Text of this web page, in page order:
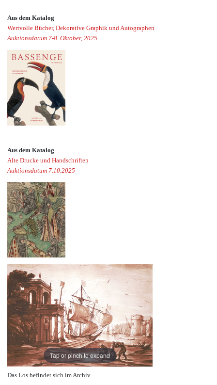
Aus dem Katalog
Wertvolle Bücher, Dekorative Graphik und Autographen
Auktionsdatum 7-8. Oktober, 2025
Aus dem Katalog
Alte Drucke und Handschriften
Auktionsdatum 7.10.2025
Tap or pinch to expand
Das Los befindet sich im Archiv.